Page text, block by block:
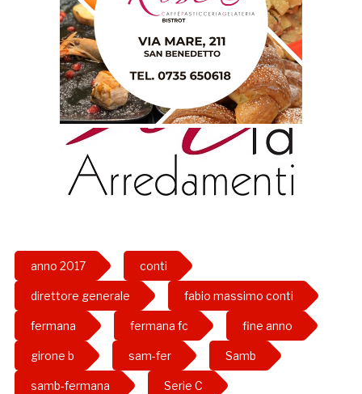
anno 2017 conti
direttore generale fabio massimo conti
fermana fermana fc fine anno
girone b sam-fer Samb
samb-fermana Serie C